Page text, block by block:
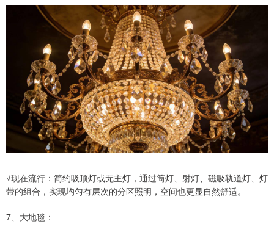
√现在流行：简约吸顶灯或无主灯，通过筒灯、射灯、磁吸轨道灯、灯
带的组合，实现均匀有层次的分区照明，空间也更显自然舒适。
7、大地毯：